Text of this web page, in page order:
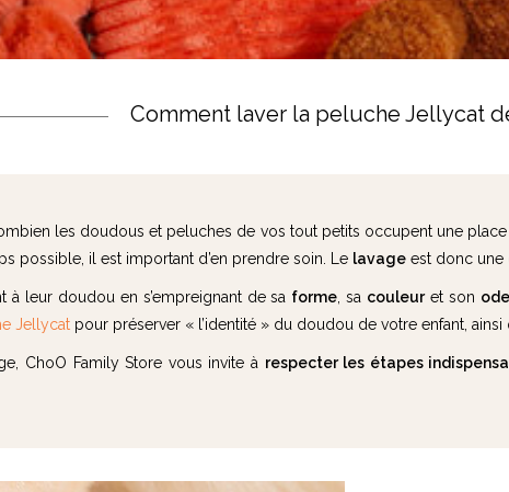
Comment laver la peluche Jellycat
les doudous et peluches de vos tout petits occupent une
possible, il est important d’en prendre soin. Le lavage est donc une
à leur doudou en s’empreignant de sa forme , sa couleuret son
Jellycat pour préserver « l’identité » du doudou de votre enfant, ainsi
ChoO Family Store vous invite à respecter les étapes